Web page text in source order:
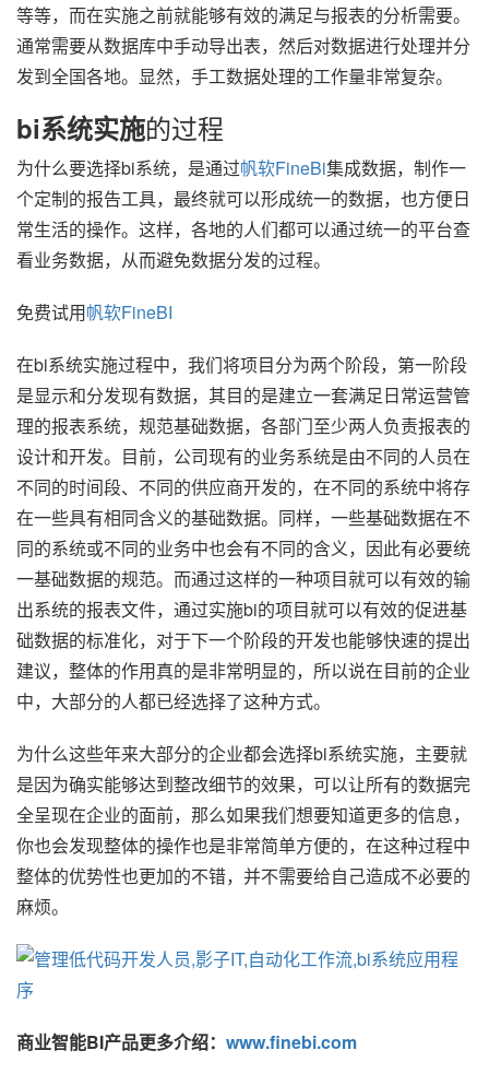
等等，而在实施之前就能够有效的满足与报表的分析需要。
通常需要从数据库中手动导出表，然后对数据进行处理并分
发到全国各地。显然，手工数据处理的工作量非常复杂。
bi系统实施的过程
为什么要选择bi系统，是通过帆软FineBi集成数据，制作一
个定制的报告工具，最终就可以形成统一的数据，也方便日
常生活的操作。这样，各地的人们都可以通过统一的平台查
看业务数据，从而避免数据分发的过程。
免费试用帆软FineBI
在bi系统实施过程中，我们将项目分为两个阶段，第一阶段
是显示和分发现有数据，其目的是建立一套满足日常运营管
理的报表系统，规范基础数据，各部门至少两人负责报表的
设计和开发。目前，公司现有的业务系统是由不同的人员在
不同的时间段、不同的供应商开发的，在不同的系统中将存
在一些具有相同含义的基础数据。同样，一些基础数据在不
同的系统或不同的业务中也会有不同的含义，因此有必要统
一基础数据的规范。而通过这样的一种项目就可以有效的输
出系统的报表文件，通过实施bi的项目就可以有效的促进基
础数据的标准化，对于下一个阶段的开发也能够快速的提出
建议，整体的作用真的是非常明显的，所以说在目前的企业
中，大部分的人都已经选择了这种方式。
为什么这些年来大部分的企业都会选择bi系统实施，主要就
是因为确实能够达到整改细节的效果，可以让所有的数据完
全呈现在企业的面前，那么如果我们想要知道更多的信息，
你也会发现整体的操作也是非常简单方便的，在这种过程中
整体的优势性也更加的不错，并不需要给自己造成不必要的
麻烦。
商业智能BI产品更多介绍： www.finebi.com